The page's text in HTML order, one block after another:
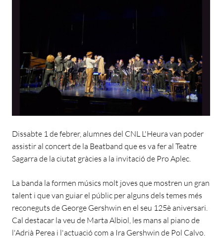
Dissabte 1 de febrer, alumnes del CNL L'Heura van poder
assistir al concert de la Beatband que es va fer al Teatre
Sagarra de la ciutat gràcies a la invitació de Pro Aplec.
La banda la formen músics molt joves que mostren un gran
talent i que van guiar el públic per alguns dels temes més
reconeguts de George Gershwin en el seu 125è aniversari.
Cal destacar la veu de Marta Albiol, les mans al piano de
l'Adrià Perea i l'actuació com a Ira Gershwin de Pol Calvo.